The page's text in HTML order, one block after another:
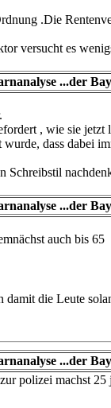
.Die
versucht es
...der
, wie sie jetzt
dass dabei
Schreibstil
...der
auch bis 65
damit die Leute
...der
polizei machst 25